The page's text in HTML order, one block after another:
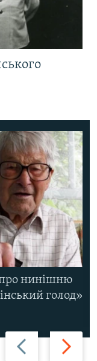
Назад Вперед
про нинішню
голод»